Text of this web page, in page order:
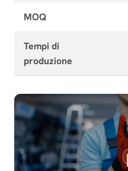
MOQ
Tempi di
produzione